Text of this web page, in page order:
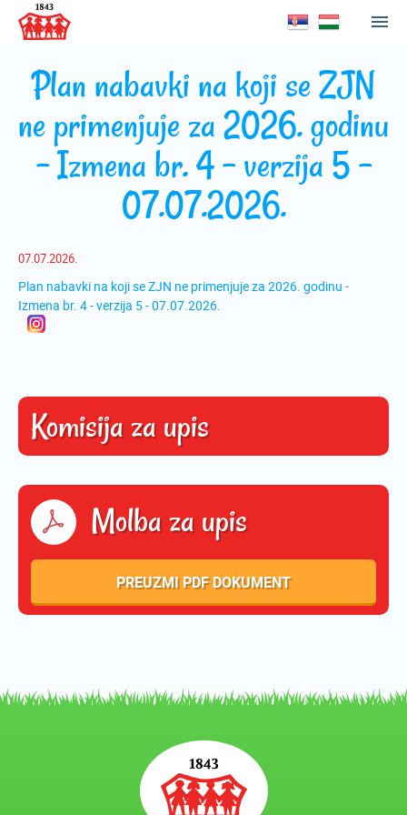
Plan nabavki na koji se ZJN
ne primenjuje za 2026. godinu
- Izmena br. 4 - verzija 5 -
07.07.2026.
07.07.2026.
Plan nabavki na koji se ZJN ne primenjuje za 2026. godinu -
Izmena br. 4 - verzija 5 - 07.07.2026.
Komisija za upis
Molba za upis
PREUZMI PDF DOKUMENT